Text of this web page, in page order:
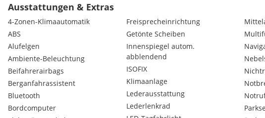
Restwert: €6.000,-
WIR MACHEN ES MÖGLICH
Individuelle und günstige Leasing- Kreditangebote
KFZ-Versicherungen
Probefahrten nach Terminvereinbarung jederzeit möglich und erwünscht
Eintausch von Fahrzeugen aller Marken zu fairen Preisen
Inklusive 12 Monate Gebrauchtwagen-Garantie (Garantieverlängerung
SIE SIND INTERESSIERT?
Ihr Gebrauchtwagen-Verkaufsteam der Oskar Schmidt GmbH steht Ihnen
Ausstattungen & Extras
4-Zonen-Klimaautomatik
ABS
Alufelgen
Ambiente-Beleuchtung
Beifahrerairbags
Berganfahrassistent
Bluetooth
Bordcomputer
Freisprecheinrichtung
Getönte Scheiben
Innenspiegel autom.
abblendend
ISOFIX
Klimaanlage
Lederausstattung
Lederlenkrad